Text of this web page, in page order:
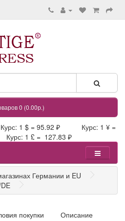
0 (0.00р.)
1 $ = 95.92 ₽ Курс: 1 ¥ =
1 £ = 127.83 ₽
Германии и EU
покупки
Описание